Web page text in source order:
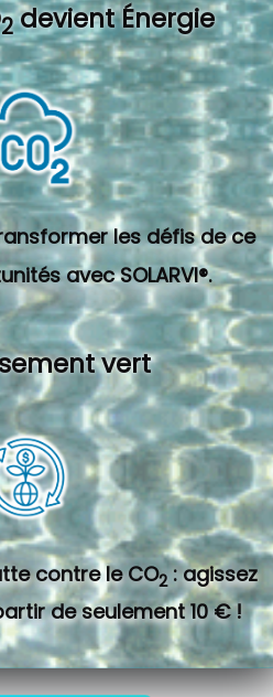
2devient Énergie
les défis de ce
avec SOLARVI®.
vert
contre le CO2 : agissez
de seulement 10 € !